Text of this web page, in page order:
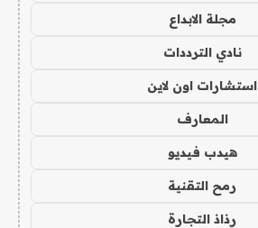
مجلة الابداع
نادي الترددات
استشارات اون لاين
المعارف
هيدب فيديو
رمح التقنية
رذاذ التجارة